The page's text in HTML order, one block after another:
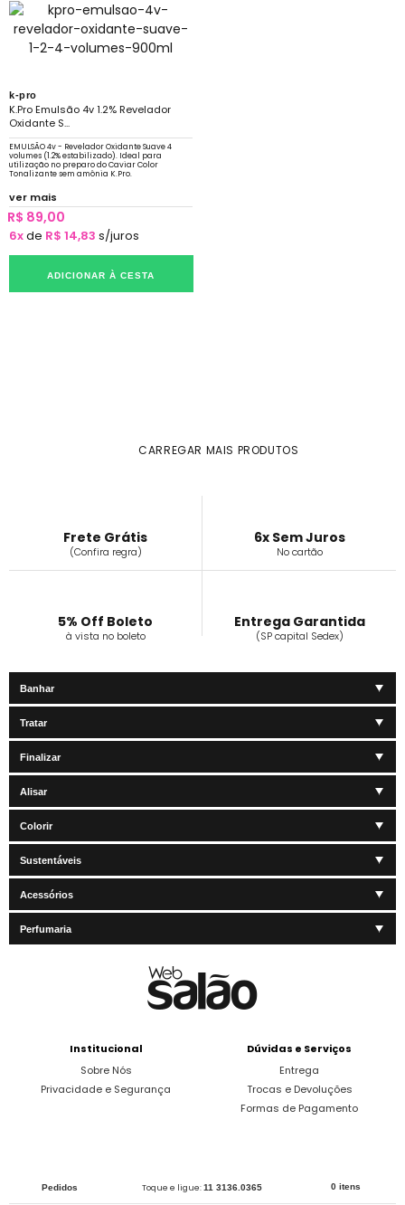
k-pro
K.Pro Emulsão 4v 1.2% Revelador
Oxidante S...
EMULSÃO 4v - Revelador Oxidante Suave 4
volumes (1.2% estabilizado). Ideal para
utilização no preparo do Caviar Color
Tonalizante sem amônia K.Pro.
ver mais
R$ 89,00
6xde R$ 14,83 s/juros
ADICIONAR À CESTA
CARREGAR MAIS PRODUTOS
Frete Grátis
(Confira regra)
6x Sem Juros
No cartão
5% Off Boleto
à vista no boleto
Entrega Garantida
(SP capital Sedex)
Banhar
Tratar
Finalizar
Alisar
Colorir
Sustentáveis
Acessórios
Perfumaria
Institucional
Sobre Nós
Privacidade e Segurança
Dúvidas e Serviços
Entrega
Trocas e Devoluções
Formas de Pagamento
Pedidos Toque e ligue:11 3136.0365 0 itens